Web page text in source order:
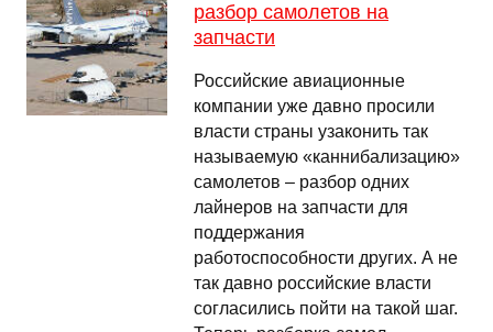
разбор самолетов на
запчасти
Российские авиационные
компании уже давно просили
власти страны узаконить так
называемую «каннибализацию»
самолетов – разбор одних
лайнеров на запчасти для
поддержания
работоспособности других. А не
так давно российские власти
согласились пойти на такой шаг.